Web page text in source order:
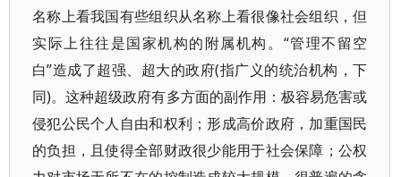
名称上看我国有些组织从名称上看很像社会组织，但
实际上往往是国家机构的附属机构。“管理不留空
白”造成了超强、超大的政府(指广义的统治机构，下
同)。这种超级政府有多方面的副作用：极容易危害或
侵犯公民个人自由和权利；形成高价政府，加重国民
的负担，且使得全部财政很少能用于社会保障；公权